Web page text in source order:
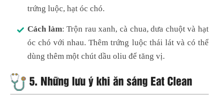
trứng luộc, hạt óc chó.
Cách làm: Trộn rau xanh, cà chua, dưa chuột và hạt
óc chó với nhau. Thêm trứng luộc thái lát và có thể
dùng thêm một chút dầu oliu để tăng vị.
5. Những lưu ý khi ăn sáng Eat Clean